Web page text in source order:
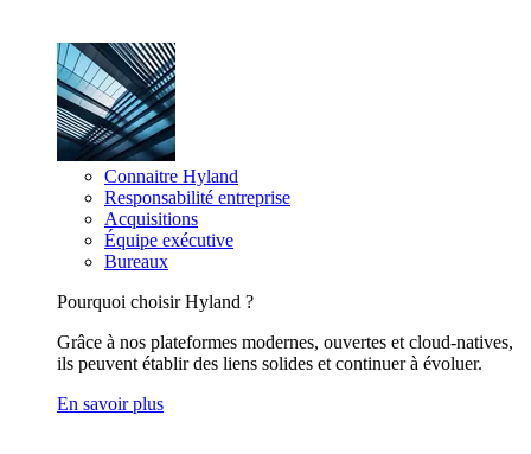
Connaitre Hyland
Responsabilité entreprise
Acquisitions
Équipe exécutive
Bureaux
Pourquoi choisir Hyland ?
Grâce à nos plateformes modernes, ouvertes et cloud-natives,
ils peuvent établir des liens solides et continuer à évoluer.
En savoir plus